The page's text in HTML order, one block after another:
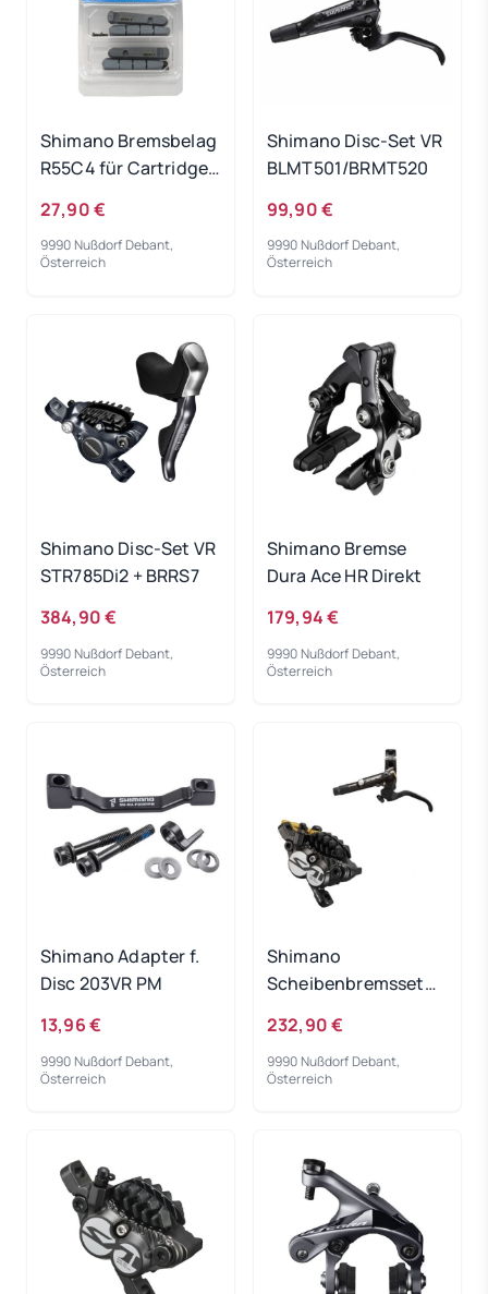
Shimano Bremsbelag
R55C4 für Cartridge
27,90 €
9990 Nußdorf Debant,
Österreich
Shimano Disc-Set VR
BLMT501/BRMT520
99,90 €
9990 Nußdorf Debant,
Österreich
Shimano Disc-Set VR
STR785Di2 + BRRS7
384,90 €
9990 Nußdorf Debant,
Österreich
Shimano Bremse
Dura Ace HR Direkt
179,94 €
9990 Nußdorf Debant,
Österreich
Shimano Adapter f.
Disc 203VR PM
13,96 €
9990 Nußdorf Debant,
Österreich
Shimano
Scheibenbremsset
M820 VR
232,90 €
9990 Nußdorf Debant,
Österreich